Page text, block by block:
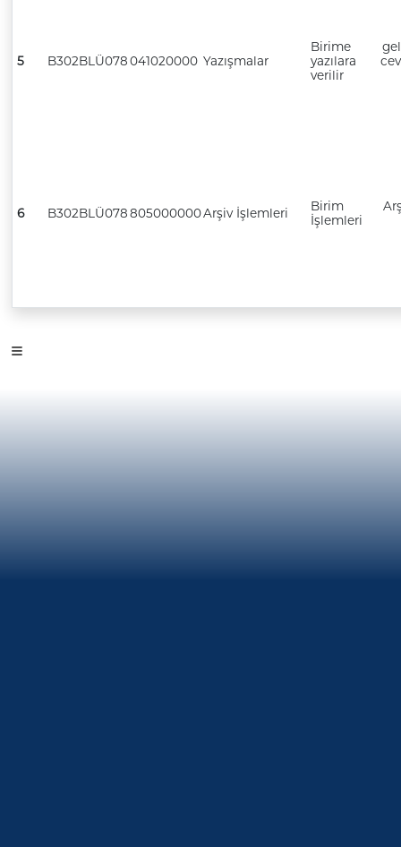
5 B302BLÜ078041020000 Yazışmalar
Birime
yazılara
verilir
6 B302BLÜ078805000000Arşiv İşlemleri
Birim
İşlemleri